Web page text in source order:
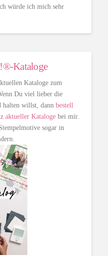
würde ich mich sehr
Kataloge
Kataloge zum
Du viel lieber die
halten willst, dannbestell
aktueller Kataloge bei mir.
sogar in